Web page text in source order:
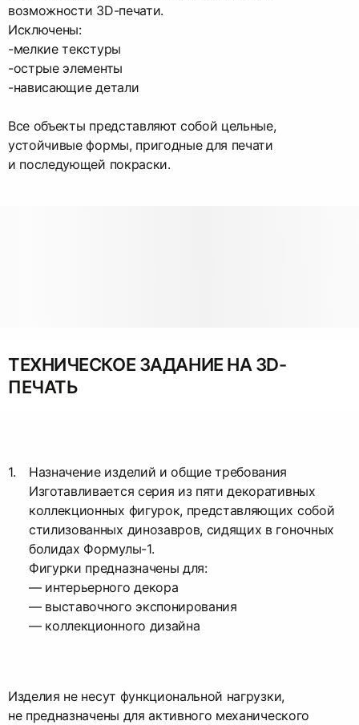
возможности 3D-печати.
Исключены:
-мелкие текстуры
-острые элементы
-нависающие детали
Все объекты представляют собой цельные,
устойчивые формы, пригодные для печати
и последующей покраски.
ТЕХНИЧЕСКОЕ ЗАДАНИЕ НА 3D-
ПЕЧАТЬ
Назначение изделий и общие требования
Изготавливается серия из пяти декоративных
коллекционных фигурок, представляющих собой
стилизованных динозавров, сидящих в гоночных
болидах Формулы-1.
Фигурки предназначены для:
— интерьерного декора
— выставочного экспонирования
— коллекционного дизайна
Изделия не несут функциональной нагрузки,
не предназначены для активного механического